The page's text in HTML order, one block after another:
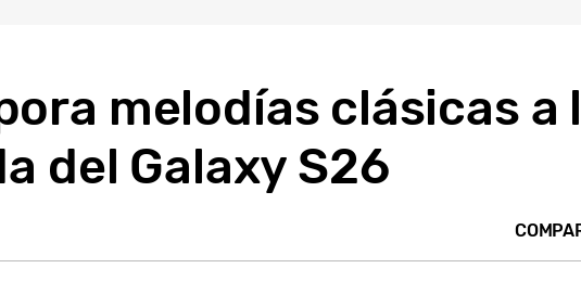
melodías clásicas a
del Galaxy S26